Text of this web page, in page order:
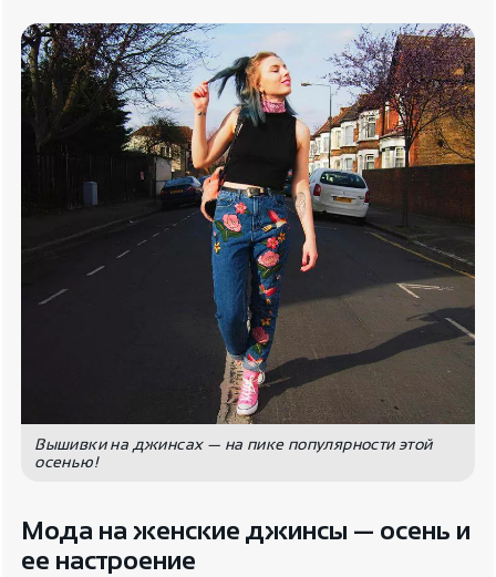
Вышивки на джинсах — на пике популярности этой
осенью!
Мода на женские джинсы — осень и
ее настроение